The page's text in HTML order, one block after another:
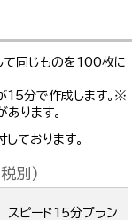
て同じものを100枚に
15分で作成します。※
ります。
ております。
別)
スピード15分プラン